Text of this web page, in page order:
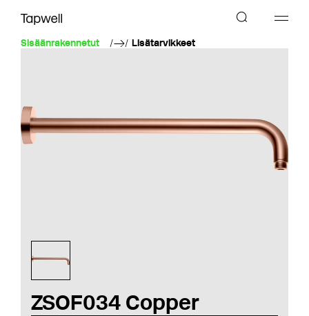
Sisäänrakennetut Lisätarvikkeet
ZSOF034 Copper